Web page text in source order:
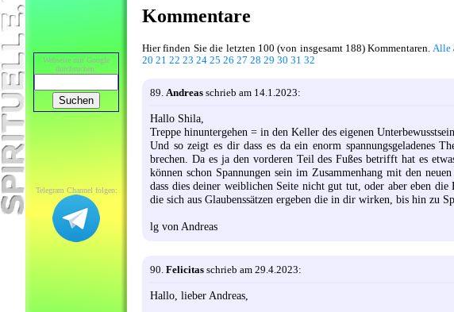
Webseite mit Google
durch­suchen:
Telegram Channel folgen:
Kommentare
Hier finden Sie die letzten 100 (von insgesamt 188) Kommentaren. Alle
20 21 22 23 24 25 26 27 28 29 30 31 32
89. Andreas schrieb am 14.1.2023:
Hallo Shila,
Treppe hinuntergehen = in den Keller des eigenen
Und so zeigt es dir dass es da ein enorm spannungsgeladenes
brechen. Da es ja den vorderen Teil des Fußes betrifft hat es
können schon Spannungen sein im Zusammenhang mit den
dass dies deiner weiblichen Seite nicht gut tut, oder aber eben
die sich aus Glaubenssätzen ergeben die in dir wirken, bis hin zu
lg von Andreas
90. Felicitas schrieb am 29.4.2023:
Hallo, lieber Andreas,